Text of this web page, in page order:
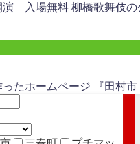
入場無料 柳橋歌舞伎の
たホームページ 『田村